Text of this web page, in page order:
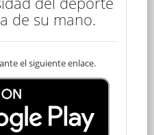
Rider
8:00
de su mano.
el siguiente enlace.